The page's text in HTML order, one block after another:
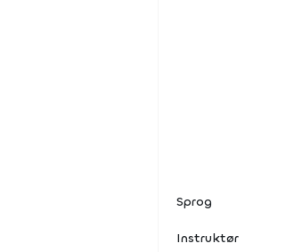
Sprog
Instruktør